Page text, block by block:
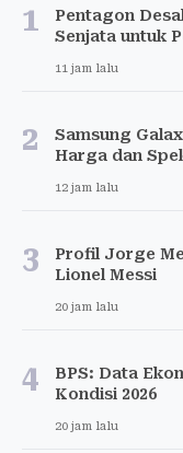
1
Pentagon
Senjata untuk
11 jam lalu
2
Samsung
Harga dan
12 jam lalu
3
Profil Jorge
Lionel Messi
20 jam lalu
4
BPS: Data
Kondisi 2026
20 jam lalu